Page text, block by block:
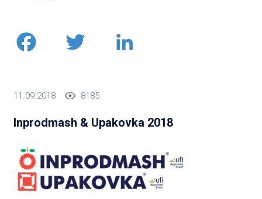
Facebook Twitter LinkedIn
11.09.2018 8185
Inprodmash & Upakovka 2018